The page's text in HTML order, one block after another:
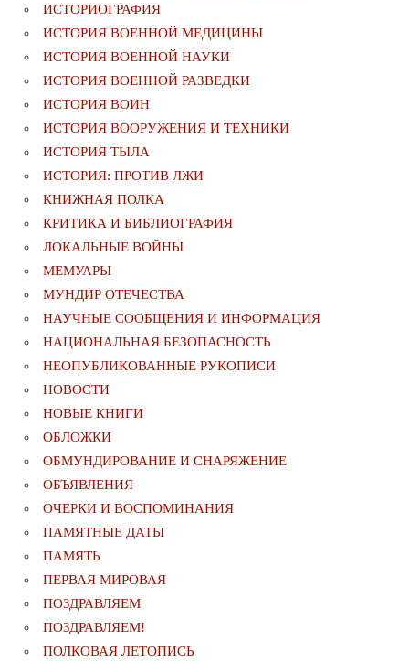
ИСТОРИОГРАФИЯ
ИСТОРИЯ ВОЕННОЙ МЕДИЦИНЫ
ИСТОРИЯ ВОЕННОЙ НАУКИ
ИСТОРИЯ ВОЕННОЙ РАЗВЕДКИ
ИСТОРИЯ ВОИН
ИСТОРИЯ ВООРУЖЕНИЯ И ТЕХНИКИ
ИСТОРИЯ ТЫЛА
ИСТОРИЯ: ПРОТИВ ЛЖИ
КНИЖНАЯ ПОЛКА
КРИТИКА И БИБЛИОГРАФИЯ
ЛОКАЛЬНЫЕ ВОЙНЫ
МЕМУАРЫ
МУНДИР ОТЕЧЕСТВА
НАУЧНЫЕ СООБЩЕНИЯ И ИНФОРМАЦИЯ
НАЦИОНАЛЬНАЯ БЕЗОПАСНОСТЬ
НЕОПУБЛИКОВАННЫЕ РУКОПИСИ
НОВОСТИ
НОВЫЕ КНИГИ
ОБЛОЖКИ
ОБМУНДИРОВАНИЕ И СНАРЯЖЕНИЕ
ОБЪЯВЛЕНИЯ
ОЧЕРКИ И ВОСПОМИНАНИЯ
ПАМЯТНЫЕ ДАТЫ
ПАМЯТЬ
ПЕРВАЯ МИРОВАЯ
ПОЗДРАВЛЯЕМ
ПОЗДРАВЛЯЕМ!
ПОЛКОВАЯ ЛЕТОПИСЬ